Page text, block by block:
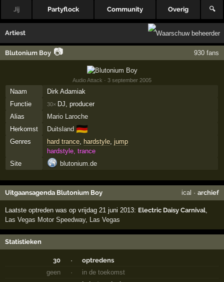
Jij Partyflock Community Overig 🔍
Artiest
Blutonium Boy 📷 930 fans
Audio Attack · 3 september 2005
Naam
Dirk Adamiak
Functie
30× DJ, producer
Alias
Mario Laroche
Herkomst
Duitsland 🇩🇪
Genres hard trance, hardstyle, jump
hardstyle, trance
Site
blutonium.de
Uitgaansagenda Blutonium Boy ical · archief
Laatste optreden was op vrijdag 21 juni 2013: Electric Daisy Carnival
Las Vegas Motor Speedway, Las Vegas
Statistieken
30 ·
optredens
geen
·
in de toekomst